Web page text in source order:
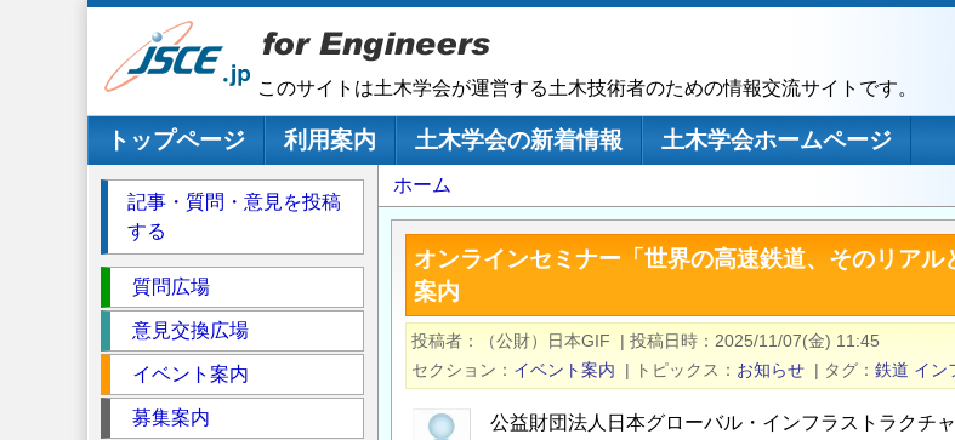
このサイトは土木学会が運営する土木技術者のための情報交流サイトです。
メインナビゲーション
トップページ 利用案内 土木学会の新着情報
土木学会ホームページ
パ
ン
く
ず
ホーム
オンラインセミナー「世界の高速鉄道、そのリア
案内
投稿者 （公財）日本GIF | 投稿日時
2025/11/07(金) 11:45
セクション
イベント案内 | トピックス お知らせ | タグ 鉄道 イン
公益財団法人日本グローバル・インフラストラクチ
記事・質問・意見を投稿
する
ク
シ
質問広場
意見交換広場
イベント案内
募集案内